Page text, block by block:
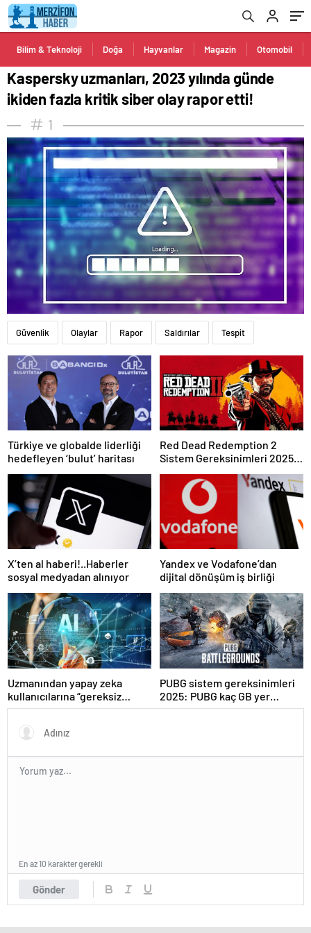
Bilim & Teknoloji Doğa Hayvanlar Magazin Otomobil
Kaspersky uzmanları, 2023 yılında günde
ikiden fazla kritik siber olay rapor etti!
1
Güvenlik Olaylar Rapor Saldırılar Tespit
Türkiye ve globalde liderliği
hedefleyen ‘bulut’ haritası
Red Dead Redemption 2
Sistem Gereksinimleri 2025:
RDR 2 Kaç GB Yer Kaplar?
X’ten al haberi!..Haberler
sosyal medyadan alınıyor
Yandex ve Vodafone’dan
dijital dönüşüm iş birliği
Uzmanından yapay zeka
kullanıcılarına “gereksiz
sorgulardan kaçının”
PUBG sistem gereksinimleri
2025: PUBG kaç GB yer
kaplar?
Gönder
En az 10 karakter gerekli